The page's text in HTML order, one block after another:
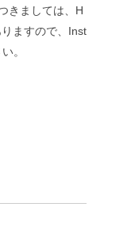
きましては、H
ますので、Inst
。